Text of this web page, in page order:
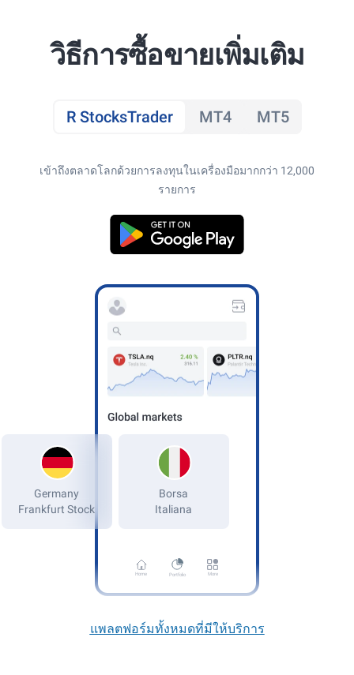
วิธีการซื้อขายเพิ่มเติม
R StocksTrader MT4 MT5
เข้าถึงตลาดโลกด้วยการลงทุนในเครื่องมือมากกว่า 12,000
รายการ
Home Portfolio More
Germany
Frankfurt Stock
แพลตฟอร์มทั้งหมดที่มีให้บริการ